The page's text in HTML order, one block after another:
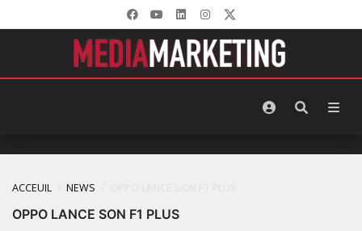
ACCEUIL NEWS
OPPO LANCE SON F1 PLUS